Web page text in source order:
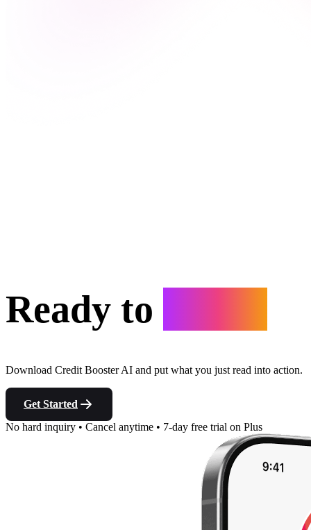
Ready to
Download Credit Booster AI and put what you just read into action.
Get Started
No hard inquiry • Cancel anytime • 7-day free trial on Plus